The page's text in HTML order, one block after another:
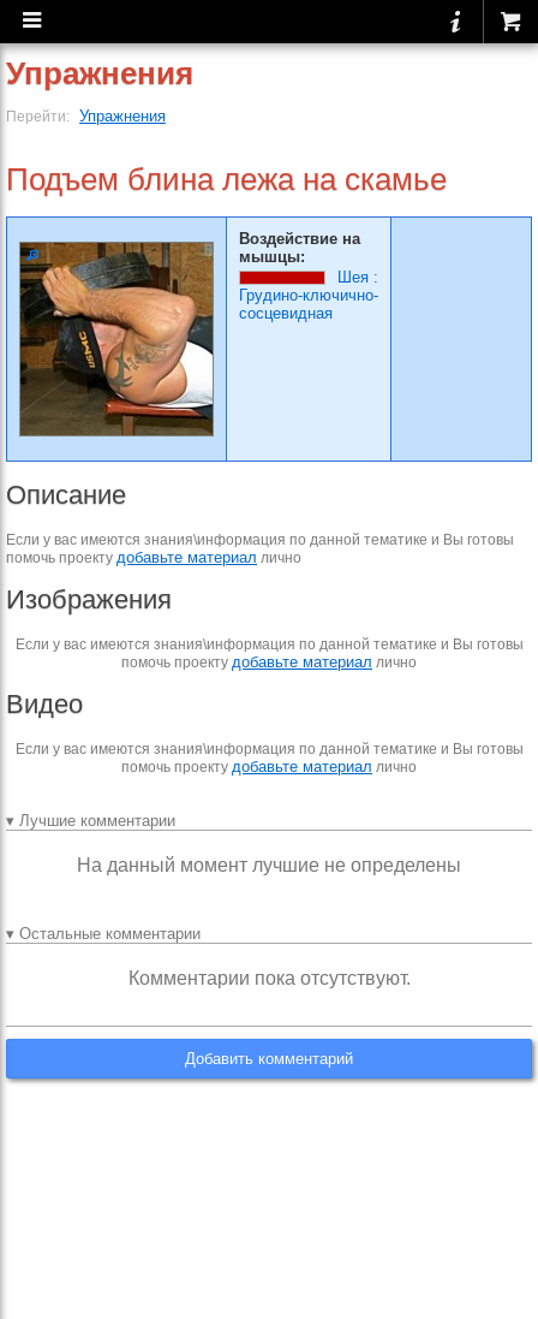
Упражнения
Перейти: Упражнения
Подъем блина лежа на скамье
Воздействие на
мышцы:
Шея :
Грудино-ключично-
сосцевидная
Описание
Если у вас имеются знания\информация по данной тематике и Вы готовы
помочь проекту добавьте материал лично
Изображения
Если у вас имеются знания\информация по данной тематике и Вы готовы
помочь проекту добавьте материал лично
Видео
Если у вас имеются знания\информация по данной тематике и Вы готовы
помочь проекту добавьте материал лично
▾ Лучшие комментарии
На данный момент лучшие не определены
▾ Остальные комментарии
Комментарии пока отсутствуют.
Добавить комментарий